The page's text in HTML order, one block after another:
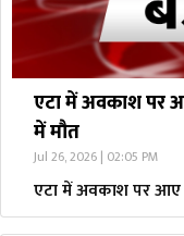
एटा में अवकाश पर
में मौत
Jul 26, 2026 | 02:05 PM
एटा में अवकाश पर आए